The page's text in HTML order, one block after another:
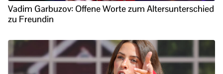
Vadim Garbuzov: Offene Worte zum Altersunterschied
zu Freundin